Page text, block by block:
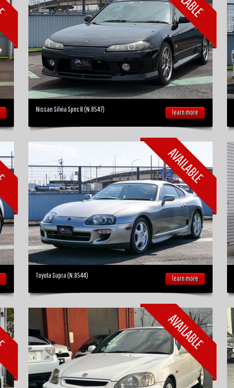
Nissan Silvia Spec R (N.8547) learn more
Toyota Supra (N.8544) learn more